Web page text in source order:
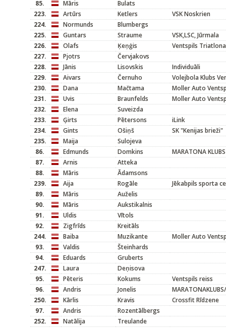
85.
Māris
Bulats
223.
Artūrs Ketlers
VSK Noskrien
224.
Normunds
Blumbergs
225.
Guntars Straume
VSK,LSC, Jūrmala
226.
Olafs Ķeņģis
Ventspils
227.
Pjotrs
Červjakovs
228.
Jānis Lisovskis
Individuāli
229.
Aivars Černuho
Volejbola Klubs
230.
Dana Mačtama
Moller Auto
231.
Uvis Braunfelds
Moller Auto
232.
Elena
Suveizda
233.
Ģirts Pētersons
iLink
234.
Gints Ošiņš
SK "Kenijas brieži"
235.
Maija
Sulojeva
86.
Edmunds Domkins
MARATONA KLUBS
87.
Arnis
Atteka
88.
Māris
Ādamsons
239.
Aija Rogāle
Jēkabpils sporta
89.
Māris
Auželis
90.
Māris
Aukstikalnis
91.
Uldis
Vītols
92.
Zigfrīds
Kreitāls
244.
Baiba Muzikante
Moller Auto
93.
Valdis
Šteinhards
94.
Eduards
Gruberts
247.
Laura
Deņisova
95.
Pēteris Kokums
Ventspils reiss
96.
Andris Jonelis
250.
Kārlis Kravis
Crossfit Rīdzene
97.
Andris
Rozentālbergs
252.
Natālija
Treulande